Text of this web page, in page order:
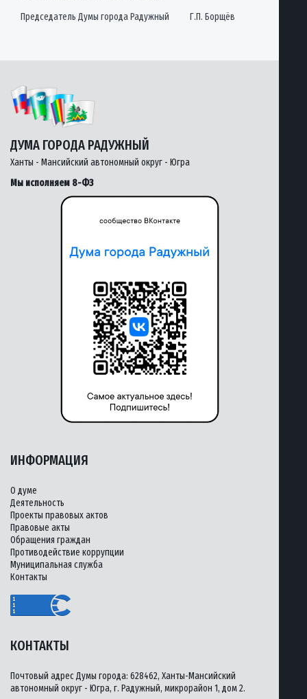
Председатель Думы города Радужный Г.П. Борщёв
ДУМА ГОРОДА РАДУЖНЫЙ
Ханты - Мансийский автономный округ - Югра
Мы исполняем 8-ФЗ
КОНТАКТЫ
Почтовый адрес Думы города: 628462, Ханты-Мансийский
автономный округ - Югра, г. Радужный, микрорайон 1, дом 2.
ИНФОРМАЦИЯ
О думе
Деятельность
Проекты правовых актов
Правовые акты
Обращения граждан
Противодействие коррупции
Муниципальная служба
Контакты